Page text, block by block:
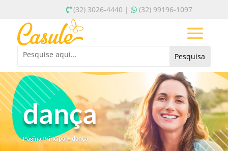
(32) 3026-4440 | (32) 99196-1097
dança
Página Principal» dança